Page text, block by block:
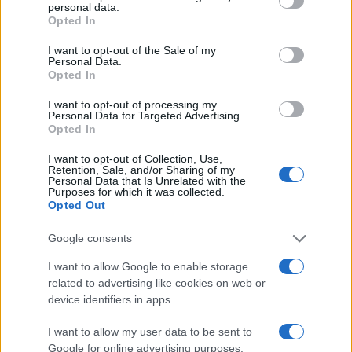
grant or deny consent to Google and its third-party tags to
use your data for below specified purposes in below Google
consent section.
personal data.
Opted In
I want to opt-out of the Sale of my
Personal Data.
Opted In
I want to opt-out of processing my
Personal Data for Targeted Advertising.
Opted In
I want to opt-out of Collection, Use,
Retention, Sale, and/or Sharing of my
Personal Data that Is Unrelated with the
Purposes for which it was collected.
Opted Out
Google consents
I want to allow Google to enable storage
related to advertising like cookies on web or
device identifiers in apps.
I want to allow my user data to be sent to
Google for online advertising purposes.
Ο Ντόναλντ Τραμπ ανάρτησε εικόνα με τον
Ιησού να κάθεται δίπλα του στο δικαστήριο